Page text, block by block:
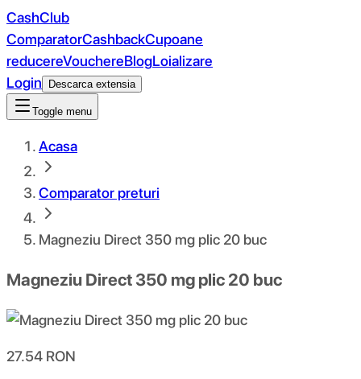
CashClub
ComparatorCashbackCupoane
reducereVouchereBlogLoializare
Login
Descarca extensia
Toggle menu
Acasa
Comparator preturi
Magneziu Direct 350 mg plic 20 buc
Magneziu Direct 350 mg plic 20 buc
27.54 RON